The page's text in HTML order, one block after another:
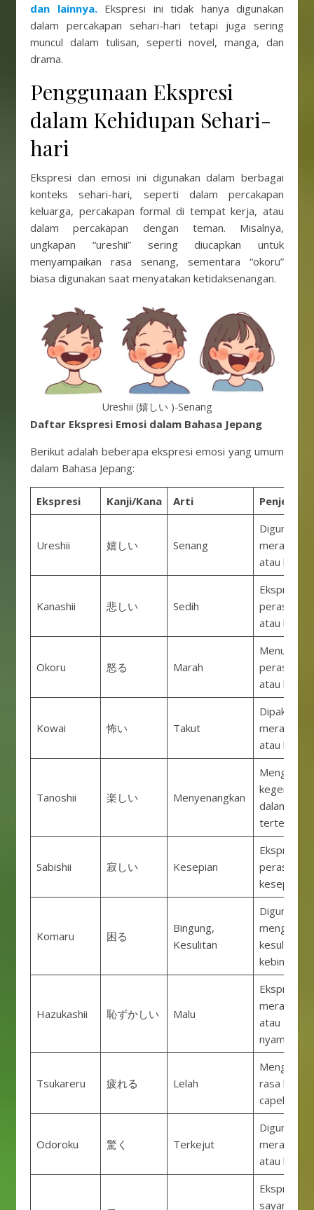
dan lainnya. Ekspresi ini tidak hanya digunakan
dalam percakapan sehari-hari tetapi juga sering
muncul dalam tulisan, seperti novel, manga, dan
drama.
Penggunaan Ekspresi
dalam Kehidupan Sehari-
hari
Ekspresi dan emosi ini digunakan dalam berbagai
konteks sehari-hari, seperti dalam percakapan
keluarga, percakapan formal di tempat kerja, atau
dalam percakapan dengan teman. Misalnya,
ungkapan “ureshii” sering diucapkan untuk
menyampaikan rasa senang, sementara “okoru”
biasa digunakan saat menyatakan ketidaksenangan.
Ureshii (嬉しい )-Senang
Daftar Ekspresi Emosi dalam Bahasa Jepang
Berikut adalah beberapa ekspresi emosi yang umum
dalam Bahasa Jepang:
Ekspresi Kanji/Kana Arti Penjelasan
Ureshii 嬉しい Senang
Digunakan
merasa
atau
Kanashii 悲しい Sedih
Ekspresi
perasaan
atau
Okoru 怒る Marah
perasaan
atau kesal.
Kowai 怖い Takut
Dipakai
merasa
atau
Tanoshii 楽しい Menyenangkan
dalam
tertentu.
Sabishii 寂しい Kesepian
Ekspresi
perasaan
kesepian.
Komaru 困る
Bingung,
Kesulitan
Digunakan
mengalami
kesulitan
Hazukashii 恥ずかしい Malu
Ekspresi
merasa
atau tidak
nyaman.
Tsukareru 疲れる Lelah
rasa lelah
capek.
Odoroku 驚く Terkejut
Digunakan
merasa
atau kaget.
Ekspresi
sayang